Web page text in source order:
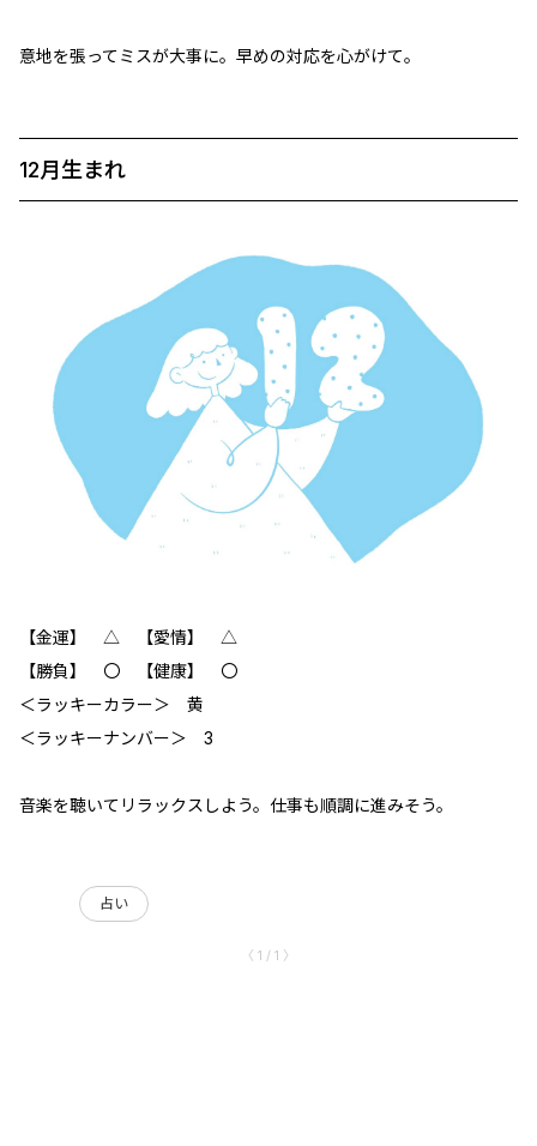
意地を張ってミスが大事に。早めの対応を心がけて。
12月生まれ
【金運】 △ 【愛情】 △
【勝負】 〇 【健康】 〇
＜ラッキーカラー＞ 黄
＜ラッキーナンバー＞ 3
音楽を聴いてリラックスしよう。仕事も順調に進みそう。
占い
〈 1 / 1 〉